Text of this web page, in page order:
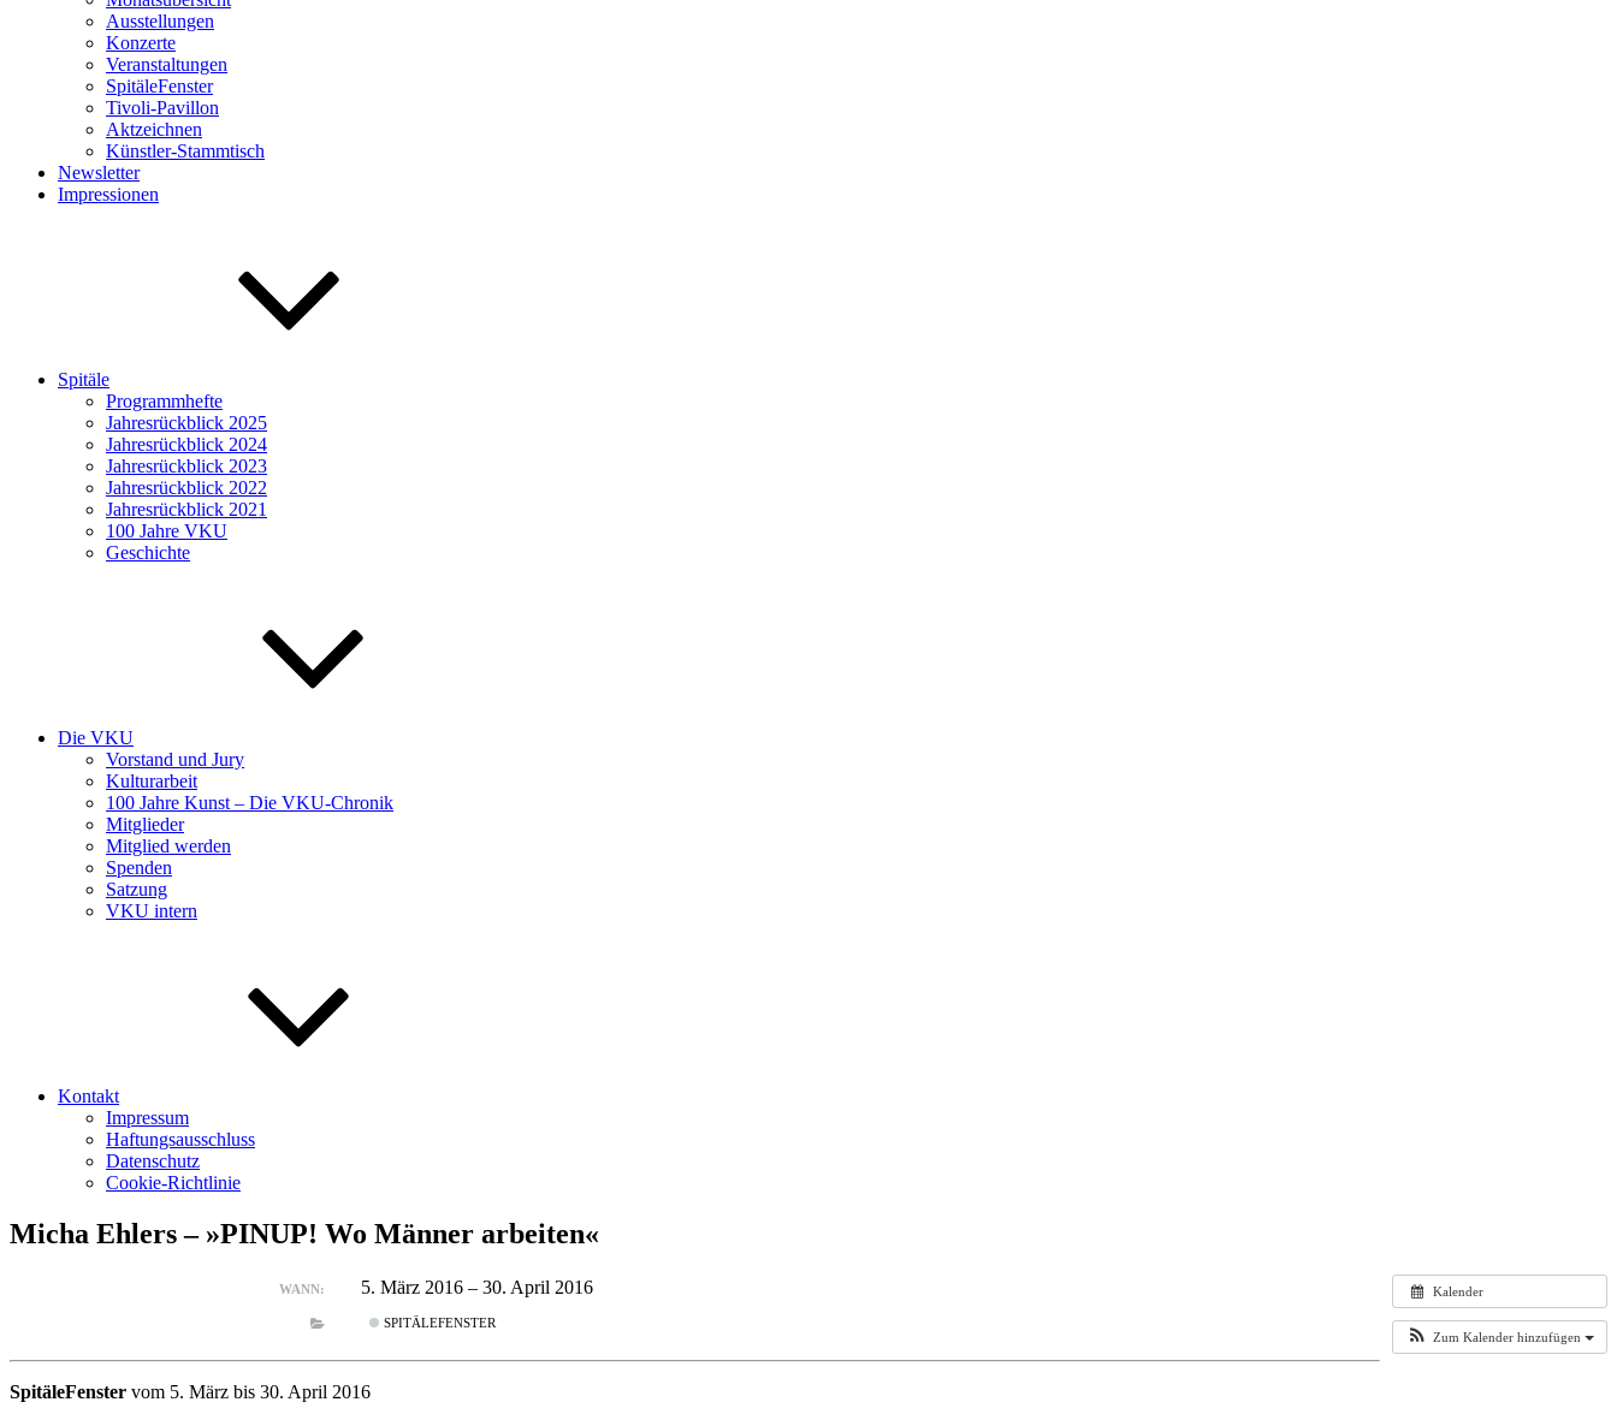
Ausstellungen
Konzerte
Veranstaltungen
SpitäleFenster
Tivoli-Pavillon
Aktzeichnen
Künstler-Stammtisch
Newsletter
Impressionen
Spitäle
Programmhefte
Jahresrückblick 2025
Jahresrückblick 2024
Jahresrückblick 2023
Jahresrückblick 2022
Jahresrückblick 2021
100 Jahre VKU
Geschichte
Die VKU
Vorstand und Jury
Kulturarbeit
100 Jahre Kunst – Die VKU-Chronik
Mitglieder
Mitglied werden
Spenden
Satzung
VKU intern
Kontakt
Impressum
Haftungsausschluss
Datenschutz
Cookie-Richtlinie
Micha Ehlers – »PINUP! Wo Männer arbeiten«
Kalender
Zum Kalender hinzufügen
WANN: 5. März 2016 – 30. April 2016
SPITÄLEFENSTER
SpitäleFenster vom 5. März bis 30. April 2016